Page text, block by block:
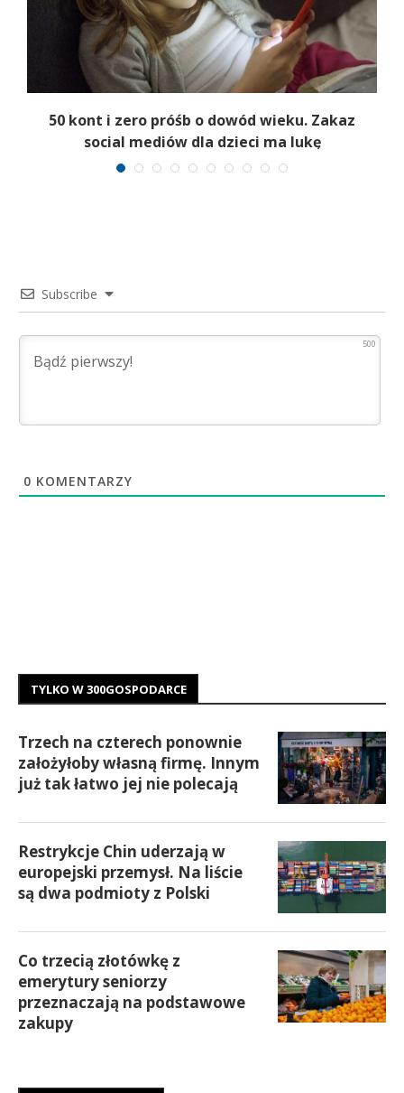
50 kont i zero próśb o dowód wieku. Zakaz
social mediów dla dzieci ma lukę
Subscribe
500
0 KOMENTARZY
TYLKO W 300GOSPODARCE
Trzech na czterech ponownie
założyłoby własną firmę. Innym
już tak łatwo jej nie polecają
Restrykcje Chin uderzają w
europejski przemysł. Na liście
są dwa podmioty z Polski
Co trzecią złotówkę z
emerytury seniorzy
przeznaczają na podstawowe
zakupy